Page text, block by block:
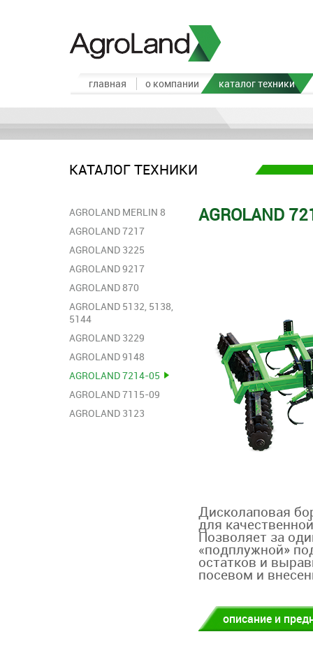
главная о компании каталог техники
КАТАЛОГ ТЕХНИКИ
AGROLAND MERLIN 8
AGROLAND 7217
AGROLAND 3225
АGROLAND 9217
AGROLAND 870
AGROLAND 5132, 5138,
5144
AGROLAND 3229
AGROLAND 9148
AGROLAND 7214-05
AGROLAND 7115-09
AGROLAND 3123
AGROLAND
Дисколаповая
для
Позволяет за
«подплужной»
остатков и
посевом и
описание и